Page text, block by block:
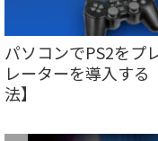
パソコンでPS2をプ
レーターを導入する
法】